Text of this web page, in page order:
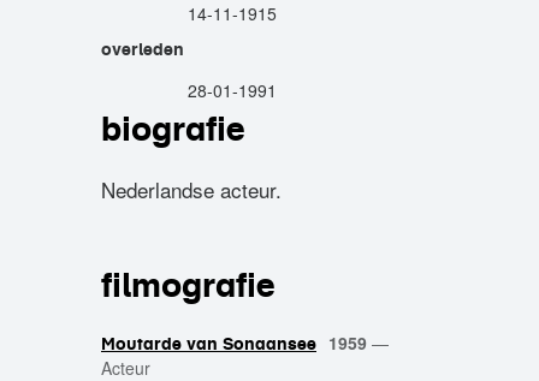
14-11-1915
overleden
28-01-1991
biografie
Nederlandse acteur.
filmografie
Moutarde van Sonaansee 1959 —
Acteur